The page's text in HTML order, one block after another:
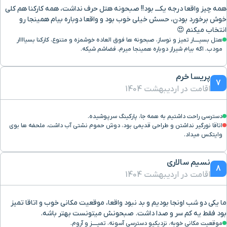
مرکز خرید پی سی سنتر ۸ دقیقه با خودرو (۴ کیلومتر و ۵۰۴ متر)
ایستگاه مترو نمازی ۸ دقیقه با خودرو (۴ کیلومتر و ۵۳۸ متر)
خیابان تندگویان
بلوار استعجاب
میدان کوزه گری
شهرک مفتح ۸ دقیقه با خودرو (۴ کیلومتر و ۹۶۵ متر)
همه چیز واقعا درجه یکـــ بود!! صبحونه هتل حرف نداشت، همه کارکنا هم کلی
خوش برخورد بودن، حسش خیلی خوب بود و واقعا دوباره بیام همینجا رو
انتخاب میکنم 😍
هتل بسیـــــار تمیز و نوساز، صبحونه ها فوق العاده خوشمزه و متنوع، کارکنا بسیاااار
مودب. اگه بیام شیراز دوباره همینجا میرم. فضاشم شیکه.
7
پریسا خرم
اقامت در اردیبهشت 1404
دسترسی راحت داشتیم به همه جا، پارکینگ سرپوشیده.
اتاقا نورگیر نداشتن و طراحی قدیمی بود، دوش حموم نشتی آب داشت، ملحفه ها بوی
وایتکس میداد.
8
نسیم سالاری
اقامت در اردیبهشت 1404
ما یکی دو شب اونجا بودیم و بد نبود واقعا، موقعیت مکانی خوب و اتاقا تمیز
بود فقط یه کم سر و صدا داشت. صبحونش میتونست بهتر باشه.
موقعیت مکانی خوبه، نزدیکیو دسترسی آسونه، تميـــــز و آروم.